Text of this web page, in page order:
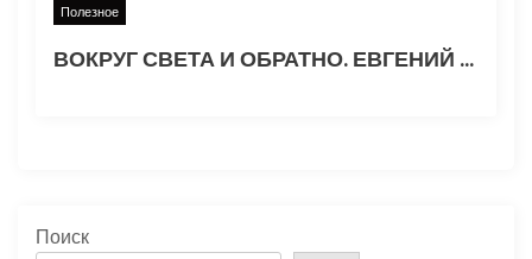
Полезное
ВОКРУГ СВЕТА И ОБРАТНО. ЕВГЕНИЙ ГВОЗДЕВ. Часть 1
Поиск